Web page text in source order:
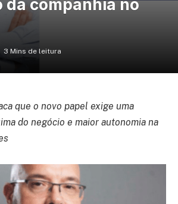
da companhia no
3 Mins de leitura
que o novo papel exige uma
do negócio e maior autonomia na